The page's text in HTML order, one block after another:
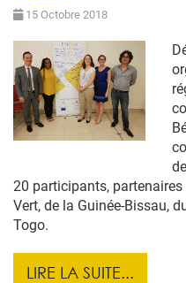
15 Octobre 2018
20 participants, partenaires
Vert, de la Guinée-Bissau,
Togo.
LIRE LA SUITE...